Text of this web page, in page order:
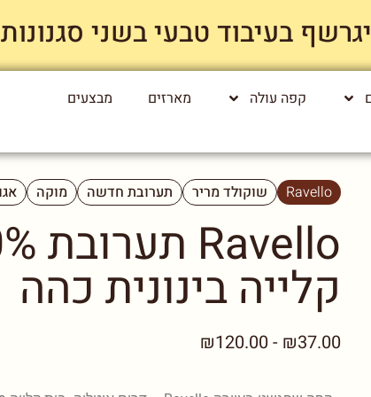
בעיבוד טבעי בשני סגנונות קלייה
קפה עולה מארזים
מבצעים
Ravello שוקולד מריר תערובת חדשה מוקה
קלייה בינונית כהה
₪37.00 - ₪120.00